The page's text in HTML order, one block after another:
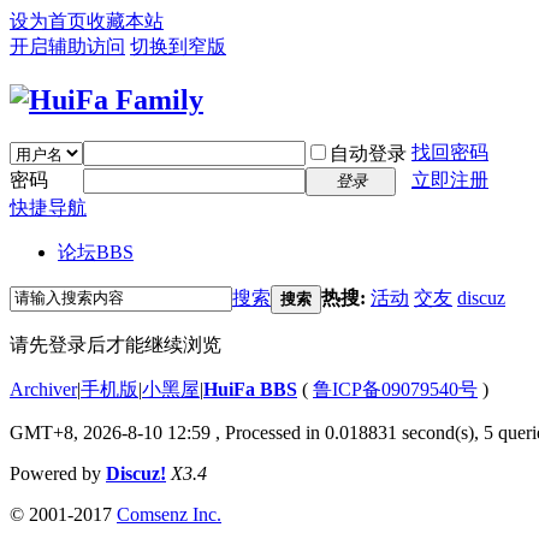
设为首页收藏本站
开启辅助访问 切换到窄版
自动登录 找回密码
密码
登录
立即注册
快捷导航
论坛BBS
搜索 搜索 热搜: 活动 交友 discuz
请先登录后才能继续浏览
Archiver|手机版|小黑屋|HuiFa BBS ( 鲁ICP备09079540号 )
GMT+8, 2026-8-10 12:59 , Processed in 0.018831 second(s), 5
Powered by Discuz! X3.4
© 2001-2017 Comsenz Inc.